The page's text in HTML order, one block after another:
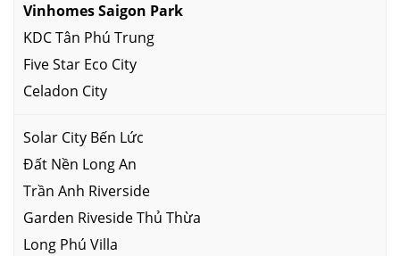
Vinhomes Saigon Park
KDC Tân Phú Trung
Five Star Eco City
Celadon City
Solar City Bến Lức
Đất Nền Long An
Trần Anh Riverside
Garden Riveside Thủ Thừa
Long Phú Villa